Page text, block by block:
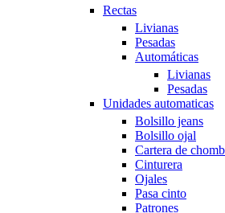
Rectas
Livianas
Pesadas
Automáticas
Livianas
Pesadas
Unidades automaticas
Bolsillo jeans
Bolsillo ojal
Cartera de
Cinturera
Ojales
Pasa cinto
Patrones